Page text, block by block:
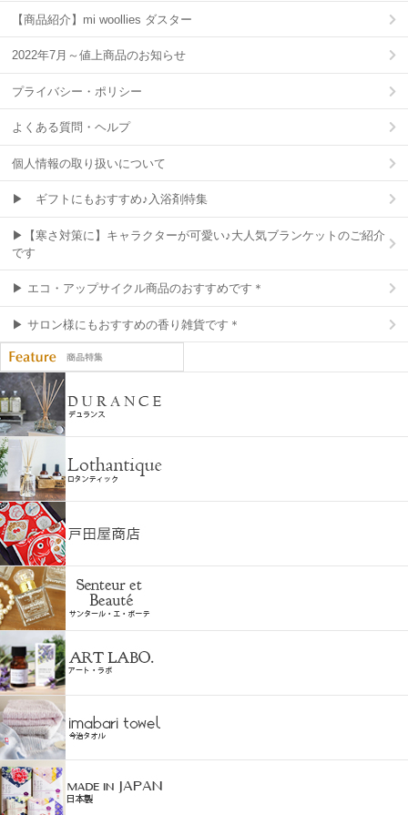
【商品紹介】mi woollies ダスター
2022年7月～値上商品のお知らせ
プライバシー・ポリシー
よくある質問・ヘルプ
個人情報の取り扱いについて
▶ ギフトにもおすすめ♪入浴剤特集
▶【寒さ対策に】キャラクターが可愛い♪大人気ブランケットのご紹介
です
▶ エコ・アップサイクル商品のおすすめです＊
▶ サロン様にもおすすめの香り雑貨です＊